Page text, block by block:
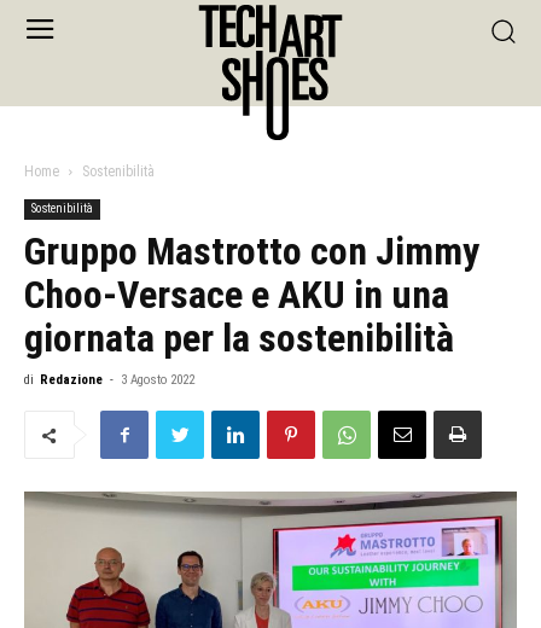
Home Sostenibilità
Sostenibilità
Gruppo Mastrotto con Jimmy
Choo-Versace e AKU in una
giornata per la sostenibilità
di Redazione - 3 Agosto 2022